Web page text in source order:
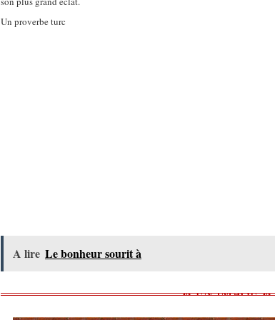
Un proverbe turc
A lire Le bonheur sourit à